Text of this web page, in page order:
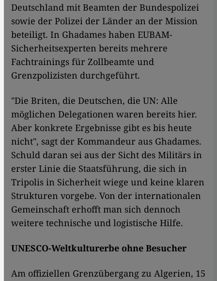
Deutschland mit Beamten der Bundespolizei
sowie der Polizei der Länder an der Mission
beteiligt. In Ghadames haben EUBAM-
Sicherheitsexperten bereits mehrere
Fachtrainings für Zollbeamte und
Grenzpolizisten durchgeführt.
"Die Briten, die Deutschen, die UN: Alle
möglichen Delegationen waren bereits hier.
Aber konkrete Ergebnisse gibt es bis heute
nicht", sagt der Kommandeur aus Ghadames.
Schuld daran sei aus der Sicht des Militärs in
erster Linie die Staatsführung, die sich in
Tripolis in Sicherheit wiege und keine klaren
Strukturen vorgebe. Von der internationalen
Gemeinschaft erhofft man sich dennoch
weitere technische und logistische Hilfe.
UNESCO-Weltkulturerbe ohne Besucher
Am offiziellen Grenzübergang zu Algerien, 15